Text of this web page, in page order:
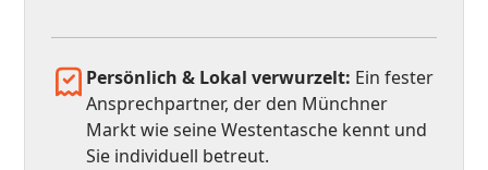
Persönlich & Lokal verwurzelt: Ein fester
Ansprechpartner, der den Münchner
Markt wie seine Westentasche kennt und
Sie individuell betreut.